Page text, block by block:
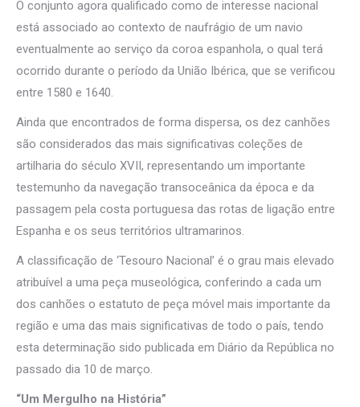
O conjunto agora qualificado como de interesse nacional
está associado ao contexto de naufrágio de um navio
eventualmente ao serviço da coroa espanhola, o qual terá
ocorrido durante o período da União Ibérica, que se verificou
entre 1580 e 1640.
Ainda que encontrados de forma dispersa, os dez canhões
são considerados das mais significativas coleções de
artilharia do século XVII, representando um importante
testemunho da navegação transoceânica da época e da
passagem pela costa portuguesa das rotas de ligação entre
Espanha e os seus territórios ultramarinos.
A classificação de ‘Tesouro Nacional’ é o grau mais elevado
atribuível a uma peça museológica, conferindo a cada um
dos canhões o estatuto de peça móvel mais importante da
região e uma das mais significativas de todo o país, tendo
esta determinação sido publicada em Diário da República no
passado dia 10 de março.
“Um Mergulho na História”